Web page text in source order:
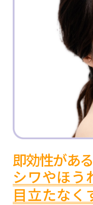
即効性がある
シワやほう
目立たなく